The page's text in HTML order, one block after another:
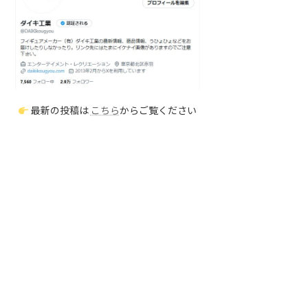
最新の投稿は こちらからご覧ください